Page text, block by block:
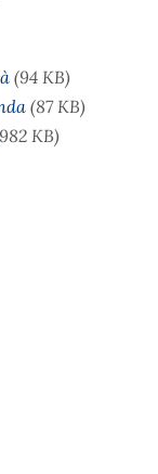
(94 KB)
(87 KB)
KB)